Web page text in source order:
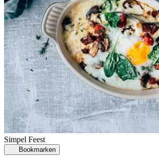
Simpel Feest
Bookmarken